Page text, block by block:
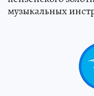
музыкальных